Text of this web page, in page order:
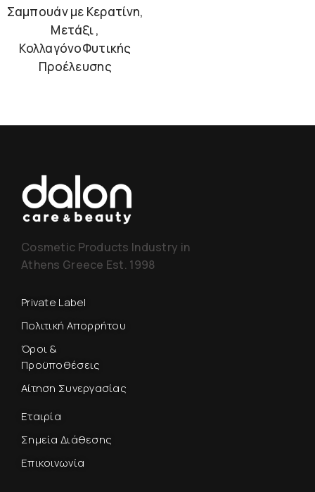
Σαμπουάν με Κερατίνη,
Μετάξι ,
ΚολλαγόνοΦυτικής
Προέλευσης
Cosmetic Products Industry in
Athens Greece Est. 1998
Private Label
Πολιτική Απορρήτου
Όροι &
Προϋποθέσεις
Αίτηση Συνεργασίας
Εταιρία
Σημεία Διάθεσης
Επικοινωνία